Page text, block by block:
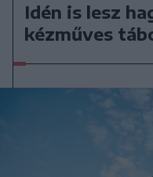
Idén is lesz
kézműves